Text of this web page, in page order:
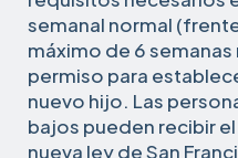
semanal normal
máximo de 6
permiso para
nuevo hijo. Las
bajos pueden recibir
nueva ley de San